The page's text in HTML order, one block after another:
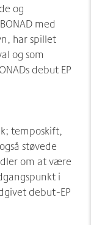
og
med
har spillet
og som
debut EP
temposkift,
støvede
om at være
i
debut-EP